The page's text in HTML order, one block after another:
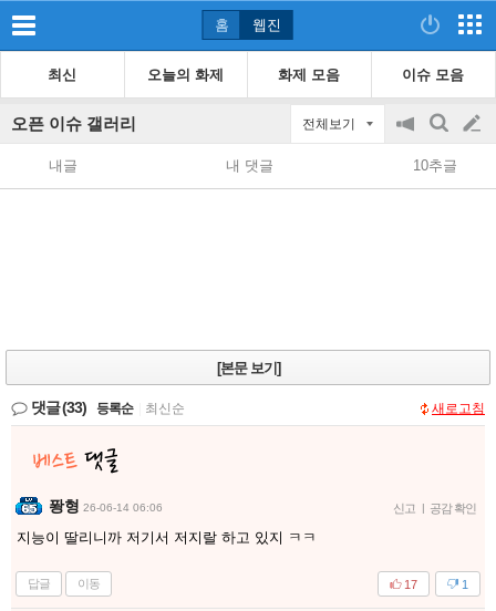
홈 웹진
최신 오늘의 화제 화제 모음 이슈 모음
오픈 이슈 갤러리 전체보기
공
지
on/off
검
색
글
쓰
내글 내 댓글 10추글
[본문 보기]
댓글(33) 등록순 최신순 새로고침
퐝형 26-06-14 06:06 신고 | 공감 확인
지능이 딸리니까 저기서 저지랄 하고 있지 ㅋㅋ
답글 이동 1
17